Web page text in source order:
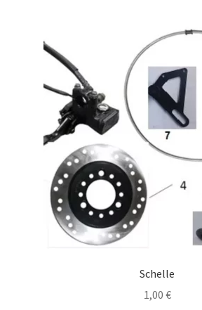
Schelle
1,00 €